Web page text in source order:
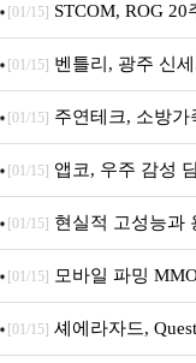
[01/15] STCOM, ROG
Crosshair X870E
[01/15] 벤틀리, 광주 신
픈
[01/15] 주연테크, 소방
니터·스마트 펫 침대 기
[01/15] 앱코, 우주 감성
브랜드데이 기획전 진행
[01/15] 현실적 고성능과
M.2 NVMe 디앤디컴
[01/15] 모바일 파밍
[01/15] 셰에라자드,